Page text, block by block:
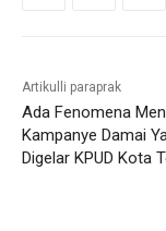
Artikulli paraprak
Ada Fenomena
Kampanye Damai
Digelar KPUD Kota